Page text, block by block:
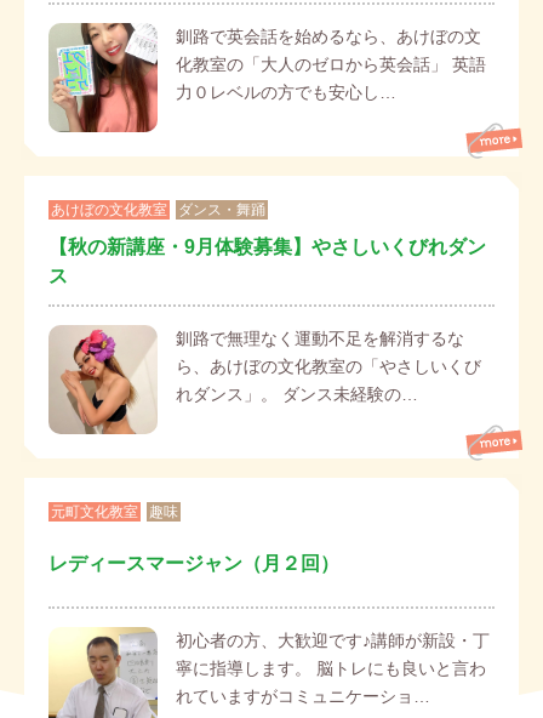
釧路で英会話を始めるなら、あけぼの文
化教室の「大人のゼロから英会話」 英語
力０レベルの方でも安心し…
あけぼの文化教室 ダンス・舞踊
【秋の新講座・9月体験募集】やさしいくびれダン
ス
釧路で無理なく運動不足を解消するな
ら、あけぼの文化教室の「やさしいくび
れダンス」。 ダンス未経験の…
元町文化教室 趣味
レディースマージャン（月２回）
初心者の方、大歓迎です♪講師が新設・丁
寧に指導します。 脳トレにも良いと言わ
れていますがコミュニケーショ…